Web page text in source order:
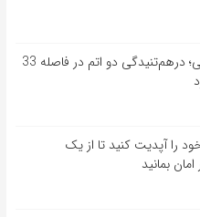
در مسیر اینترنت کوانتومی؛ درهم‌تنیدگی دو اتم در فاصله 33
را آپدیت کنید تا از یک
بمانید